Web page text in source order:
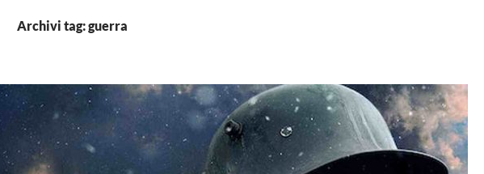
Archivi tag: guerra